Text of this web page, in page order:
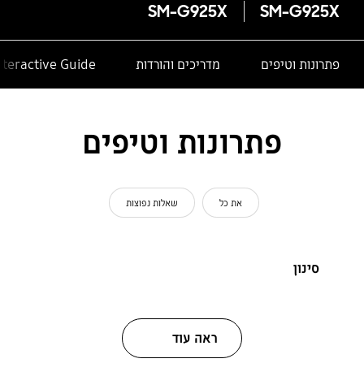
SM-G925X
SM-G925X
פתרונות וטיפים מדריכים והורדות Guide
פתרונות וטיפים
את כל שאלות נפוצות
סינון
ראה עוד